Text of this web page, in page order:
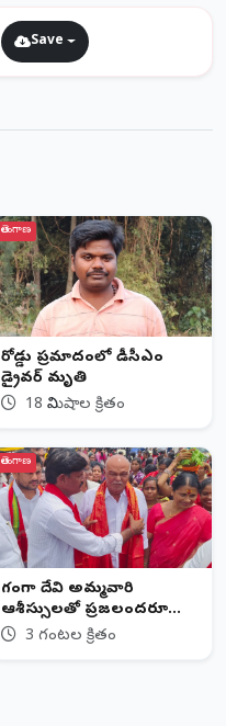
Save
తెలంగాణ
రోడ్డు ప్రమాదంలో డీసీఎం
డ్రైవర్ మృతి
18 నిమిషాల క్రితం
తెలంగాణ
గంగా దేవి అమ్మవారి
ఆశీస్సులతో ప్రజలందరూ
సుఖసంతోషాలతో ఉండాలి
3 గంటల క్రితం